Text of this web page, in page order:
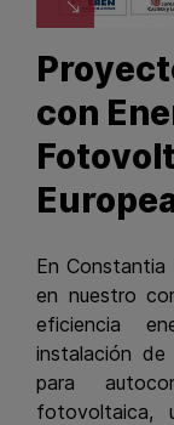
Zoom
con
En Constantia
en nuestro
eficiencia
instalación
para
fotovoltaica,